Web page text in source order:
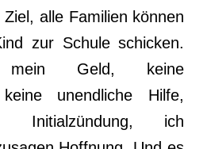
alle Familien können
zur Schule schicken.
Geld, keine
unendliche Hilfe,
Initialzündung, ich